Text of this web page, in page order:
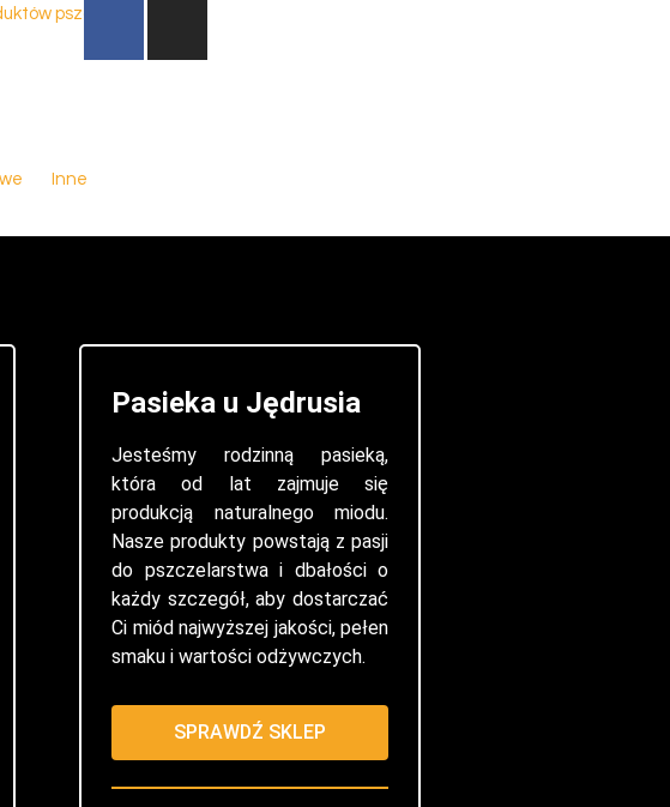
Inne
Pasieka u Jędrusia
Jesteśmy rodzinną pasieką,
która od lat zajmuje się
produkcją naturalnego miodu.
Nasze produkty powstają z pasji
do pszczelarstwa i dbałości o
każdy szczegół, aby dostarczać
Ci miód najwyższej jakości, pełen
smaku i wartości odżywczych.
SPRAWDŹ SKLEP